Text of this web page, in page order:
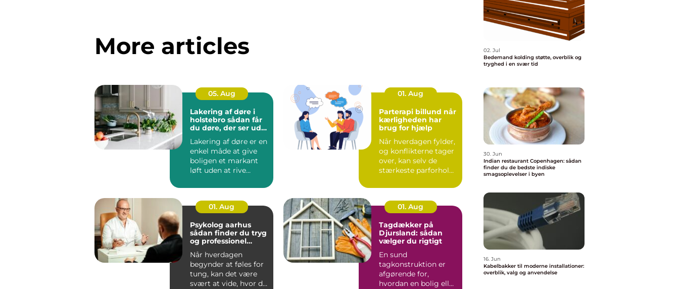
More articles
05. Aug
Lakering af døre i
holstebro sådan får
du døre, der ser ud
Lakering af døre er en
enkel måde at give
boligen et markant
løft uden at rive
...
01. Aug
Parterapi billund når
kærligheden har
brug for hjælp
Når hverdagen fylder,
og konflikterne tager
over, kan selv de
stærkeste parforhold
01. Aug
Psykolog aarhus
sådan finder du tryg
og professionel
Når hverdagen
begynder at føles for
tung, kan det være
svært at vide, hvor du
01. Aug
Tagdækker på
Djursland: sådan
vælger du rigtigt
En sund
tagkonstruktion er
afgørende for,
hvordan en bolig eller
02. Jul
Bedemand kolding støtte, overblik og
tryghed i en svær tid
30. Jun
Indian restaurant Copenhagen: sådan
finder du de bedste indiske
smagsoplevelser i byen
16. Jun
Kabelbakker til moderne installationer:
overblik, valg og anvendelse